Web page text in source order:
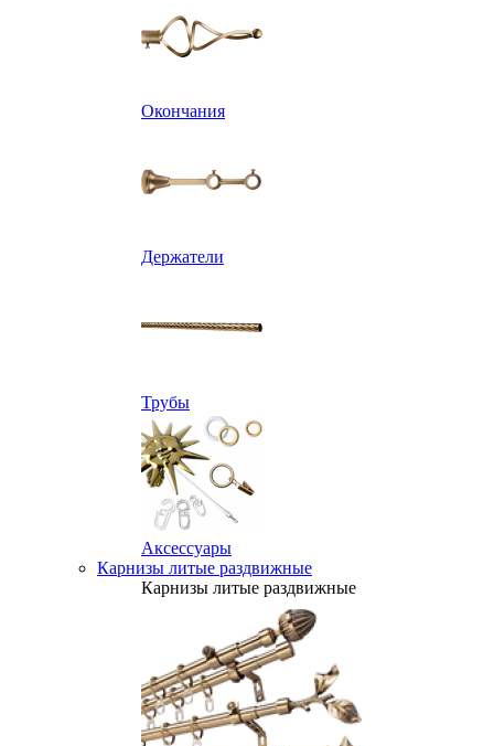
Окончания
Держатели
Трубы
Аксессуары
Карнизы литые раздвижные
Карнизы литые раздвижные